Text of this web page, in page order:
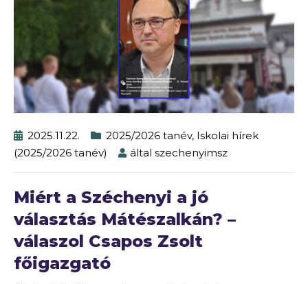
2025.11.22. 2025/2026 tanév, Iskolai hírek
(2025/2026 tanév)
által szechenyimsz
Miért a Széchenyi a jó
választás Mátészalkán? –
válaszol Csapos Zsolt
főigazgató